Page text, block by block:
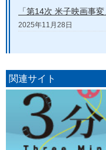
「第14次 米子映画事
2025年11月28日
関連サイト